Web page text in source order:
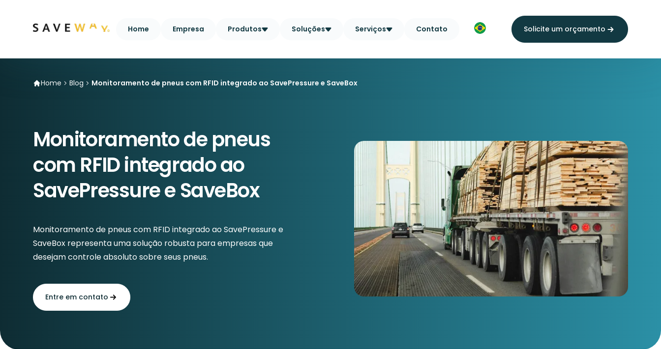
Home Empresa Produtos Soluções Serviços Contato Solicite um orçamento
Home Blog Monitoramento de pneus com RFID integrado ao SavePressure e SaveBox
Monitoramento de pneus
com RFID integrado ao
SavePressure e SaveBox
Monitoramento de pneus com RFID integrado ao SavePressure e
SaveBox representa uma solução robusta para empresas que
desejam controle absoluto sobre seus pneus.
Entre em contato